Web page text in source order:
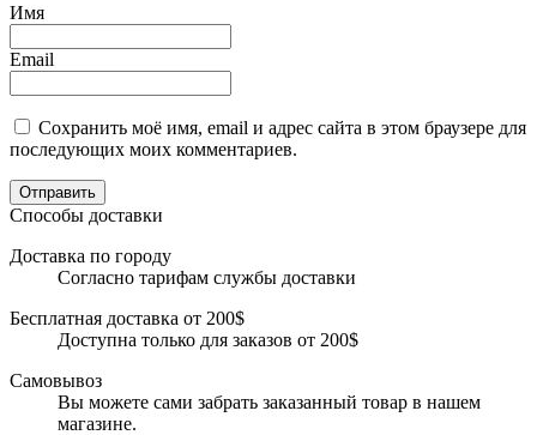
Имя
Email
Сохранить моё имя, email и адрес сайта в этом браузере для
последующих моих комментариев.
Отправить
Способы доставки
Доставка по городу
Согласно тарифам службы доставки
Бесплатная доставка от 200$
Доступна только для заказов от 200$
Самовывоз
Вы можете сами забрать заказанный товар в нашем
магазине.